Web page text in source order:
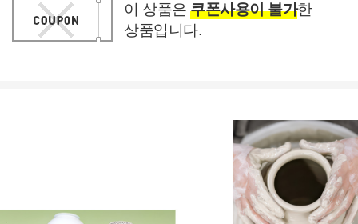
이 상품은 쿠폰사용이 불가한
상품입니다.